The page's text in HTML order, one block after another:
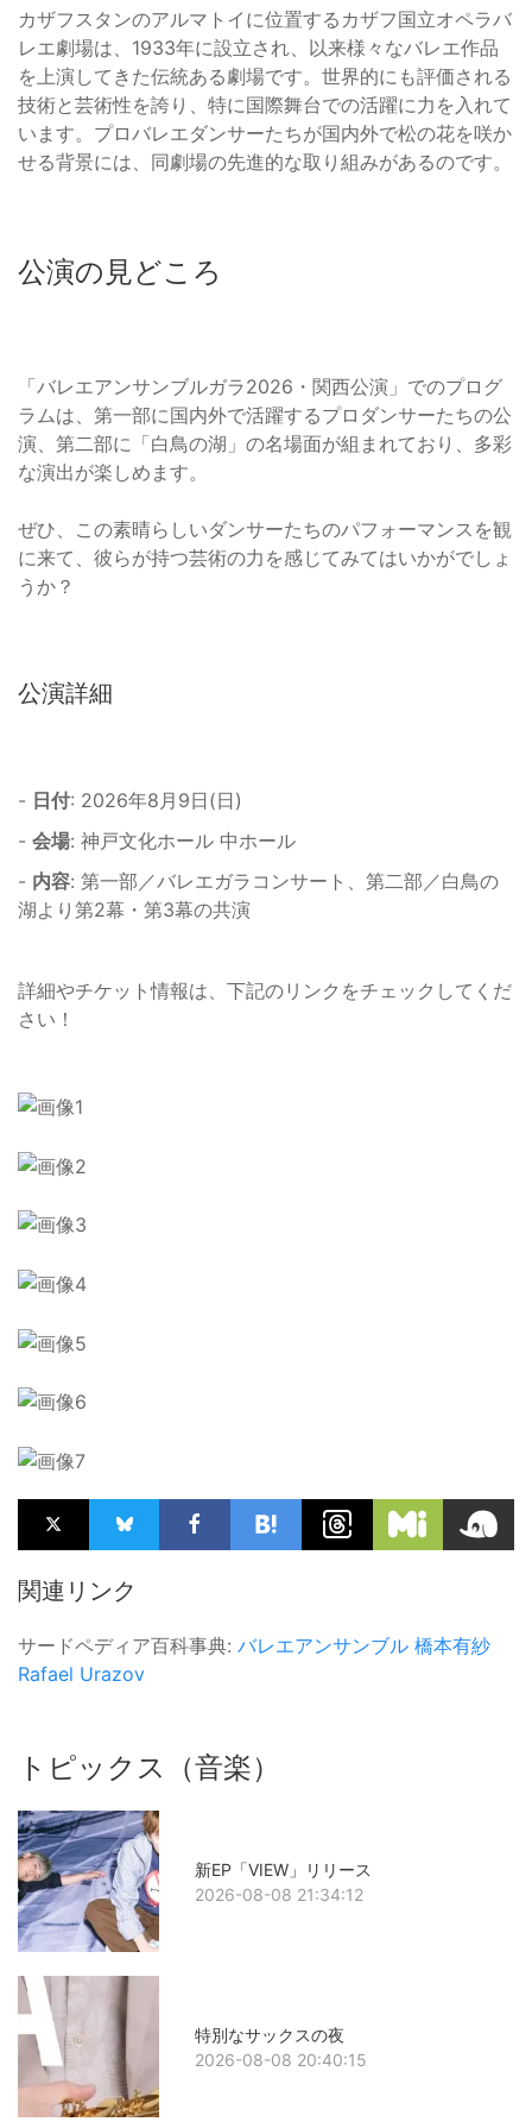
カザフスタンのアルマトイに位置するカザフ国立オペラバ
レエ劇場は、1933年に設立され、以来様々なバレエ作品
を上演してきた伝統ある劇場です。世界的にも評価される
技術と芸術性を誇り、特に国際舞台での活躍に力を入れて
います。プロバレエダンサーたちが国内外で松の花を咲か
せる背景には、同劇場の先進的な取り組みがあるのです。
公演の見どころ
「バレエアンサンブルガラ2026・関西公演」でのプログ
ラムは、第一部に国内外で活躍するプロダンサーたちの公
演、第二部に「白鳥の湖」の名場面が組まれており、多彩
な演出が楽しめます。
ぜひ、この素晴らしいダンサーたちのパフォーマンスを観
に来て、彼らが持つ芸術の力を感じてみてはいかがでしょ
うか？
公演詳細
- 日付: 2026年8月9日(日)
- 会場: 神戸文化ホール 中ホール
- 内容: 第一部／バレエガラコンサート、第二部／白鳥の
湖より第2幕・第3幕の共演
詳細やチケット情報は、下記のリンクをチェックしてくだ
さい！
関連リンク
サードペディア百科事典: バレエアンサンブル 橋本有紗
Rafael Urazov
トピックス（音楽）
新EP「VIEW」リリース
2026-08-08 21:34:12
特別なサックスの夜
2026-08-08 20:40:15